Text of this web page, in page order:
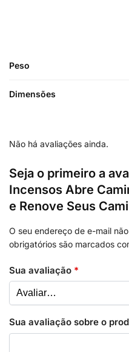
Peso
Dimensões
Não há avaliações ainda.
Seja o primeiro a
Incensos Abre
e Renove Seus
O seu endereço de e-mail
obrigatórios são marcados
Sua avaliação *
Sua avaliação sobre o